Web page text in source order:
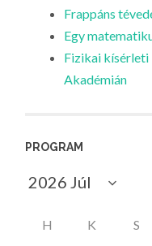
Frappáns
Egy
Fizikai kísérleti
Akadémián
PROGRAM
H K S